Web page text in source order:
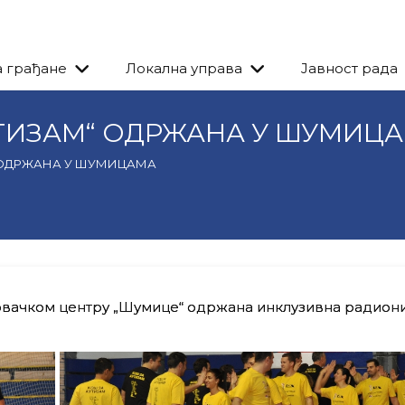
грађане Локална управа Јавност рада
ОДРЖАНА У
У ШУМИЦАМА
центру „Шумице“ одржана инклузивна